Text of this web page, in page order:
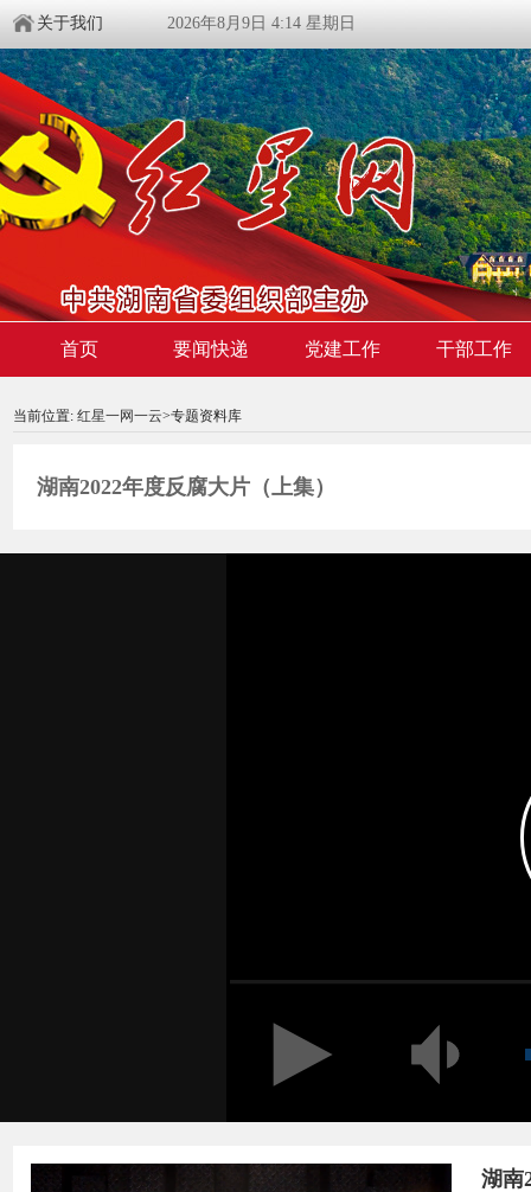
关于我们 2026年8月9日 4:14 星期日
首页 要闻快递 党建工作 干部工作
当前位置: 红星一网一云>专题资料库
湖南2022年度反腐大片（上集）
00:00:00 / 00:00
湖南